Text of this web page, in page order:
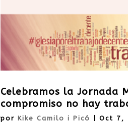
Celebramos la Jornada
compromiso no hay
por Kike Camilo i Picó Oct 7,